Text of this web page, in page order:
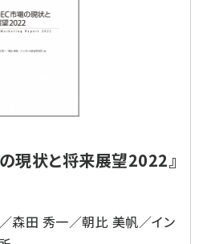
現状と将来展望2022』
森田 秀一／朝比 美帆／イン